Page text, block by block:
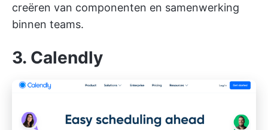
creëren van componenten en samenwerking
binnen teams.
3. Calendly